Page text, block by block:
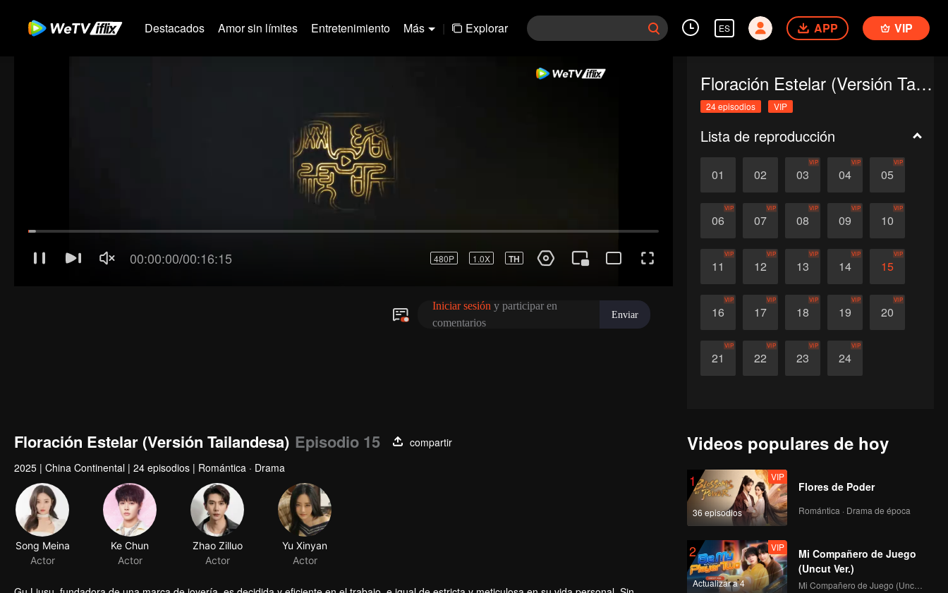
Destacados Amor sin límites Entretenimiento Más | Explorar ES APP VIP
Floración Estelar (Versión Tailandesa)
24 episodios VIP
Lista de reproducción
01 02 03
VIP
04
VIP
05
VIP
06
VIP
07
VIP
08
VIP
09
VIP
10
VIP
11
VIP
12
VIP
13
VIP
14
VIP
15
VIP
16
VIP
17
VIP
18
VIP
19
VIP
20
VIP
21
VIP
22
VIP
23
VIP
24
VIP
Floración Estelar (Versión Tailandesa) Episodio 15
compartir
2025 | China Continental | 24 episodios | Romántica · Drama
Song Meina
Actor
Ke Chun
Actor
Zhao Zilluo
Actor
Videos populares de hoy
1
36 episodios
VIP
Flores de Poder
Romántica · Drama de época
2
Actualizar a 4
VIP
Mi Compañero de Juego
(Uncut Ver.)
Mi Compañero de Juego (Uncut Ver.)